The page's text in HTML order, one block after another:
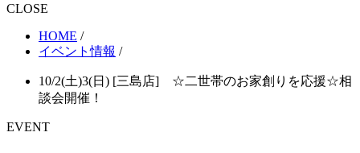
CLOSE
HOME /
イベント情報 /
10/2(土)3(日) [三島店] ☆二世帯のお家創りを応援☆相
談会開催！
EVENT